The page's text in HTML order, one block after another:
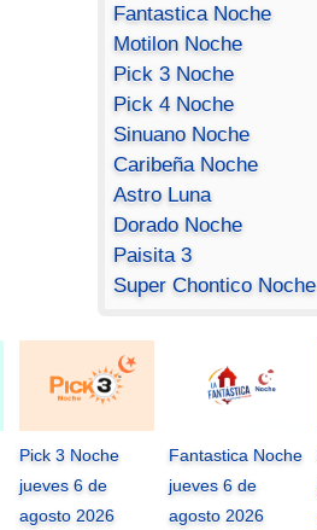
Fantastica Noche
Motilon Noche
Pick 3 Noche
Pick 4 Noche
Sinuano Noche
Caribeña Noche
Astro Luna
Dorado Noche
Paisita 3
Super Chontico Noche
Pick 3 Noche
jueves 6 de
agosto 2026
Fantastica Noche
jueves 6 de
agosto 2026